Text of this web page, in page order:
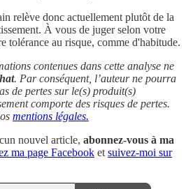
relève donc actuellement plutôt de la
À vous de juger selon votre
tolérance au risque, comme d'habitude.
contenues dans cette analyse ne
. Par conséquent, l’auteur ne pourra
de pertes sur le(s) produit(s)
comporte des risques de pertes.
mentions légales.
nouvel article, abonnez-vous à ma
ma page Facebook et suivez-moi sur